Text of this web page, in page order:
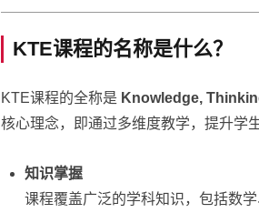
KTE课程的名称是什么？
KTE课程的全称是 Knowledge,
核心理念，即通过多维度教学，提升学
知识掌握
课程覆盖广泛的学科知识，包括数